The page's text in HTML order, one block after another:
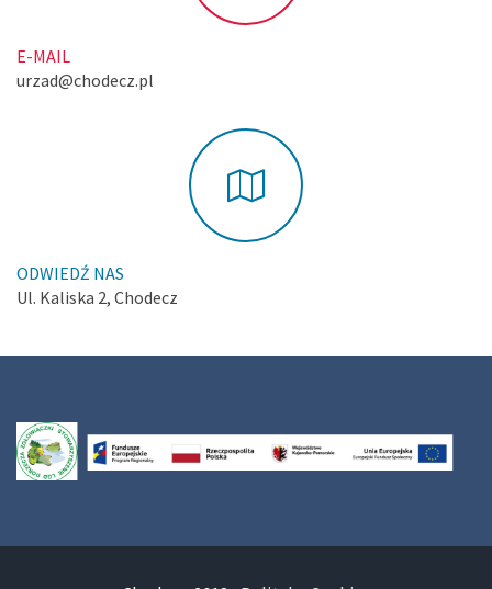
E-MAIL
urzad@chodecz.pl
ODWIEDŹ NAS
Ul. Kaliska 2, Chodecz